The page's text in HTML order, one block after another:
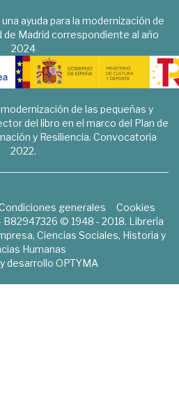
ayuda para la modernización de
de Madrid correspondiente al año
2024
de las pequeñas y
del libro en el marco del Plan de
y Resiliencia. Convocatoria
2022.
generales
Cookies
B82947326 © 1948 - 2018. Librería
Ciencias Sociales, Historia y
Humanas
desarrollo OPTYMA